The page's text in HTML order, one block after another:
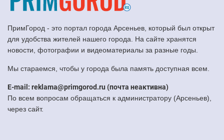
ПримГород - это портал города Арсеньев, который был открыт
для удобства жителей нашего города. На сайте хранятся
новости, фотографии и видеоматериалы за разные годы.
Мы стараемся, чтобы у города была память доступная всем.
E-mail: reklama@primgorod.ru (почта неактивна)
По всем вопросам обращаться к администратору (Арсеньев),
через сайт.